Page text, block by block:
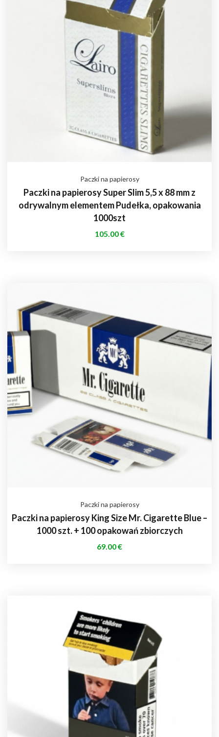
Paczki na papierosy
Paczki na papierosy Super Slim 5,5 x 88 mm z
odrywalnym elementem Pudełka, opakowania
1000szt
105.00€
Paczki na papierosy
Paczki na papierosy King Size Mr. Cigarette Blue –
1000 szt. + 100 opakowań zbiorczych
69.00€